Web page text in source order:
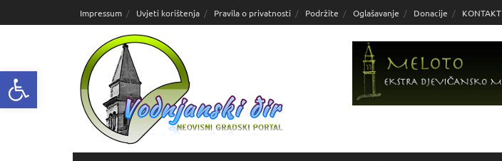
Open toolbar
do
Impressum Uvjeti korištenja Pravila o privatnosti Podržite Oglašavanje Donacije KONTAKT